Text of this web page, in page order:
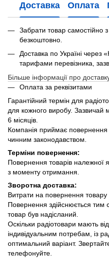
Доставка Оплата
Забрати товар самостійно
безкоштовно.
Доставка по Україні через
тарифами перевізника,
Більше інформації про
Оплата за реквізитами
Гарантійний термін для
для кожного виробу. Зазвичай
6 місяців.
Компанія приймає повернення
чинним законодавством.
Терміни повернення:
Повернення товарів належної
з моменту отримання.
Зворотна доставка:
Витрати на повернення товару
Повернення здійснюється
товар був надісланий.
Оскільки радіотовари мають
індивідуальним потребам, із
оптимальний варіант.
телефонуйте.